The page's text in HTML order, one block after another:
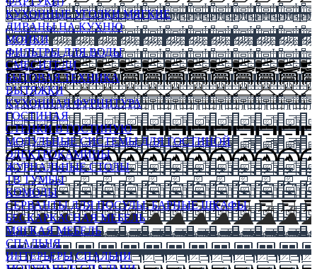
КУХОННЫЕ УГОЛКИ МЯГКИЕ
ДИВАНЫ НА КУХНЮ
МОЙКИ
ФИЛЬТРЫ ДЛЯ ВОДЫ
СМЕСИТЕЛИ
БЫТОВАЯ ТЕХНИКА
ВЫТЯЖКИ
КУХОННАЯ ФУРНИТУРА
ГОСТИНАЯ
СТЕНКИ В ГОСТИНУЮ
МОДУЛЬНЫЕ СИСТЕМЫ ДЛЯ ГОСТИНОЙ
ЭЛЕКТРОКАМИНЫ
ЖУРНАЛЬНЫЕ СТОЛЫ
ТВ ТУМБЫ
КОМОДЫ
СЕРВАНТЫ ДЛЯ ПОСУДЫ, БАРНЫЕ ШКАФЫ
БЕСКАРКАСНАЯ МЕБЕЛЬ
МЯГКАЯ МЕБЕЛЬ
СПАЛЬНЯ
ИНТЕРЬЕРЫ СПАЛЬНИ